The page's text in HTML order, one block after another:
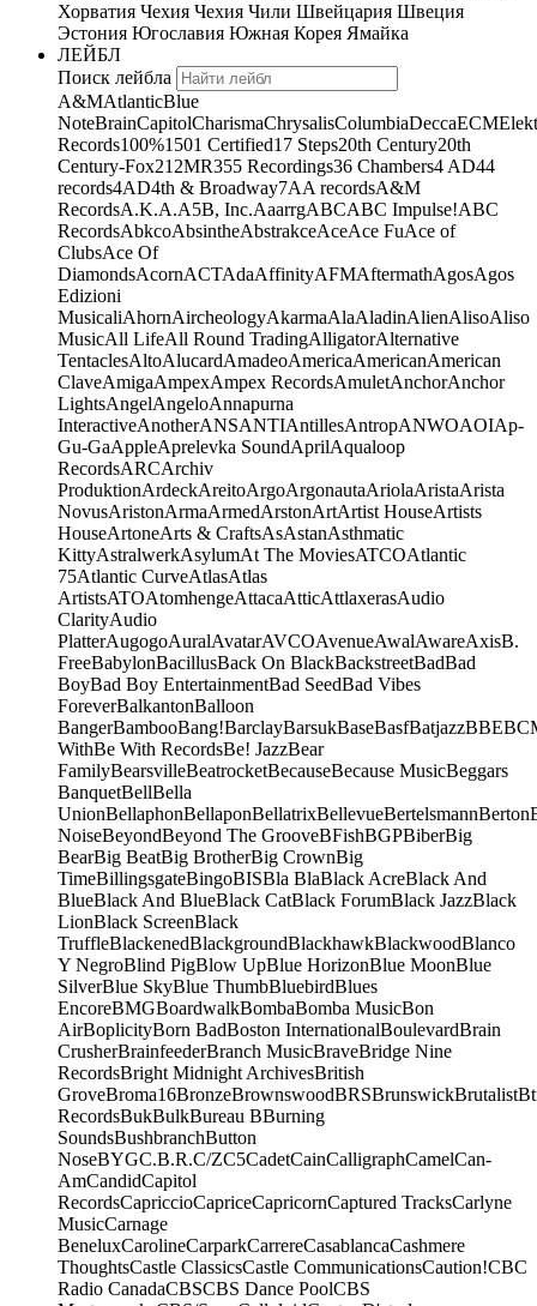
Хорватия Чехия Чехия Чили Швейцария Швеция
Эстония Югославия Южная Корея Ямайка
ЛЕЙБЛ
Поиск лейбла
A&MAtlanticBlue
NoteBrainCapitolCharismaChrysalisColumbiaDeccaECM
Records100%1501 Certified17 Steps20th Century20th
Century-Fox21 2MR355 Recordings36 Chambers4 AD44
records4AD4th & Broadway7AA recordsA&M
RecordsA.K.A.A5B, Inc.AaarrgABCABC Impulse!ABC
RecordsAbkcoAbsintheAbstrakceAceAce FuAce of
ClubsAce Of
DiamondsAcornACTAdaAffinityAFMAftermathAgosAgos
Edizioni
MusicaliAhornAircheologyAkarmaAlaAladinAlienAlisoAliso
MusicAll LifeAll Round TradingAlligatorAlternative
TentaclesAltoAlucardAmadeoAmericaAmericanAmerican
ClaveAmigaAmpexAmpex RecordsAmuletAnchorAnchor
LightsAngelAngeloAnnapurna
InteractiveAnotherANSANTIAntillesAntropANWOAOIAp-
Gu-GaAppleAprelevka SoundAprilAqualoop
RecordsARCArchiv
ProduktionArdeckAreitoArgoArgonautaAriolaAristaArista
NovusAristonArmaArmedArstonArtArtist HouseArtists
HouseArtoneArts & CraftsAsAstanAsthmatic
KittyAstralwerkAsylumAt The MoviesATCOAtlantic
75Atlantic CurveAtlasAtlas
ArtistsATOAtomhengeAttacaAtticAttlaxerasAudio
ClarityAudio
PlatterAugogoAuralAvatarAVCOAvenueAwalAwareAxisB.
FreeBabylonBacillusBack On BlackBackstreetBadBad
BoyBad Boy EntertainmentBad SeedBad Vibes
ForeverBalkantonBalloon
BangerBambooBang!BarclayBarsukBaseBasfBatjazzBBE
WithBe With RecordsBe! JazzBear
FamilyBearsvilleBeatrocketBecauseBecause MusicBeggars
BanquetBellBella
UnionBellaphonBellaponBellatrixBellevueBertelsmannBerton
NoiseBeyondBeyond The GrooveBFishBGPBiberBig
BearBig BeatBig BrotherBig CrownBig
TimeBillingsgateBingoBISBla BlaBlack AcreBlack And
BlueBlack And BlueBlack CatBlack ForumBlack JazzBlack
LionBlack ScreenBlack
TruffleBlackenedBlackgroundBlackhawkBlackwoodBlanco
Y NegroBlind PigBlow UpBlue HorizonBlue MoonBlue
SilverBlue SkyBlue ThumbBluebirdBlues
EncoreBMGBoardwalkBombaBomba MusicBon
AirBoplicityBorn BadBoston InternationalBoulevardBrain
CrusherBrainfeederBranch MusicBraveBridge Nine
RecordsBright Midnight ArchivesBritish
GroveBroma16BronzeBrownswoodBRSBrunswickBrutalist
RecordsBukBulkBureau BBurning
SoundsBushbranchButton
NoseBYGC.B.R.C/ZC5CadetCainCalligraphCamelCan-
AmCandidCapitol
RecordsCapriccioCapriceCapricornCaptured TracksCarlyne
MusicCarnage
BeneluxCarolineCarparkCarrereCasablancaCashmere
ThoughtsCastle ClassicsCastle CommunicationsCaution!CBC
Radio CanadaCBSCBS Dance PoolCBS